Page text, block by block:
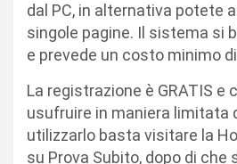
dal PC, in alternativa potete
singole pagine. Il sistema si
e prevede un costo minimo
La registrazione è GRATIS e
usufruire in maniera limitata
utilizzarlo basta visitare la
su Prova Subito, dopo di che